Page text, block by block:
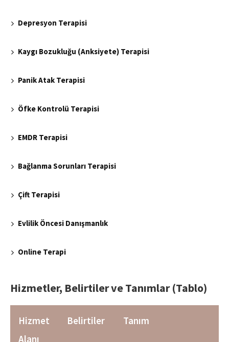
Depresyon Terapisi
Kaygı Bozukluğu (Anksiyete) Terapisi
Panik Atak Terapisi
Öfke Kontrolü Terapisi
EMDR Terapisi
Bağlanma Sorunları Terapisi
Çift Terapisi
Evlilik Öncesi Danışmanlık
Online Terapi
Hizmetler, Belirtiler ve Tanımlar (Tablo)
Hizmet
Alanı
Belirtiler Tanım